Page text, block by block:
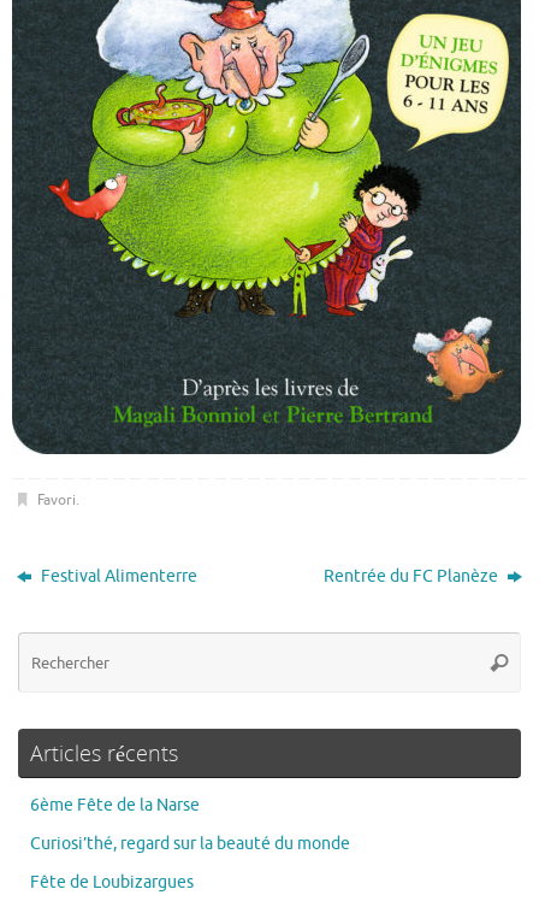
Favori.
Festival Alimenterre Rentrée du FC Planèze
Articles récents
6ème Fête de la Narse
Curiosi’thé, regard sur la beauté du monde
Fête de Loubizargues